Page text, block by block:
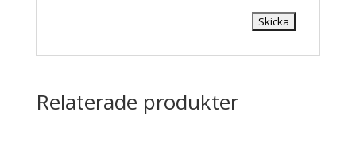
Relaterade produkter